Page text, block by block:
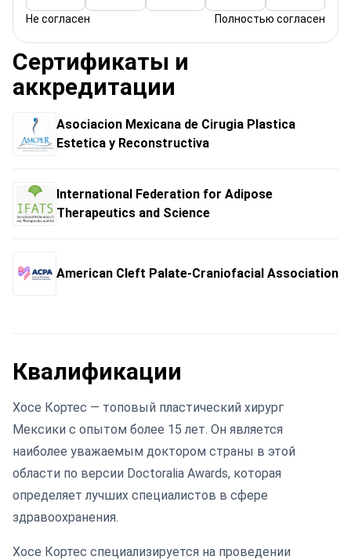
Не согласен Полностью согласен
Сертификаты и
аккредитации
Asociacion Mexicana de Cirugia Plastica
Estetica y Reconstructiva
International Federation for Adipose
Therapeutics and Science
American Cleft Palate-Craniofacial Association
Квалификации
Хосе Кортес — топовый пластический хирург
Мексики с опытом более 15 лет. Он является
наиболее уважаемым доктором страны в этой
области по версии Doctoralia Awards, которая
определяет лучших специалистов в сфере
здравоохранения.
Хосе Кортес специализируется на проведении